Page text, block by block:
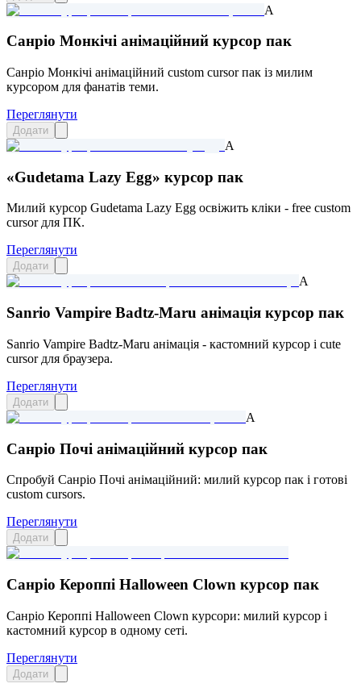
A
Санріо Монкічі анімаційний курсор пак
Санріо Монкічі анімаційний custom cursor пак із милим
курсором для фанатів теми.
Переглянути
Додати
A
«Gudetama Lazy Egg» курсор пак
Милий курсор Gudetama Lazy Egg освіжить кліки - free custom
cursor для ПК.
Переглянути
Додати
A
Sanrio Vampire Badtz-Maru анімація курсор пак
Sanrio Vampire Badtz-Maru анімація - кастомний курсор і cute
cursor для браузера.
Переглянути
Додати
A
Санріо Почі анімаційний курсор пак
Спробуй Санріо Почі анімаційний: милий курсор пак і готові
custom cursors.
Переглянути
Додати
Санріо Кероппі Halloween Clown курсор пак
Санріо Кероппі Halloween Clown курсори: милий курсор і
кастомний курсор в одному сеті.
Переглянути
Додати